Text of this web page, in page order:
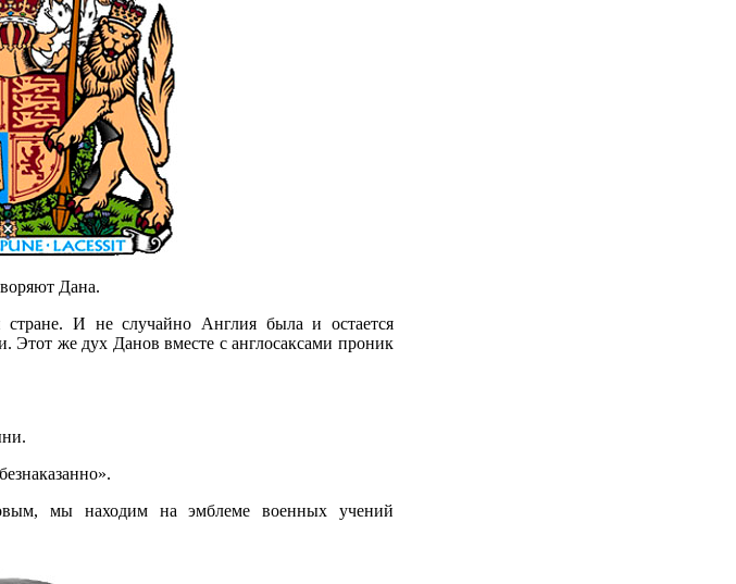
Дана.
И не случайно Англия была и остается
же дух Данов вместе с англосаксами проник
мы находим на эмблеме военных учений